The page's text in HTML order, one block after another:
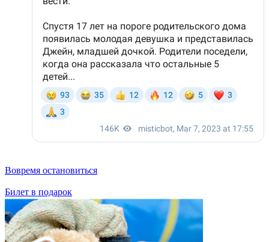
Вовремя остановиться
Билет в подарок